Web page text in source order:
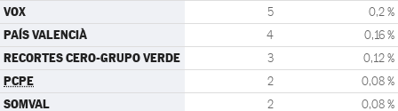
VOX 5 0,2 %
PAÍS VALENCIÀ 4 0,16 %
RECORTES CERO-GRUPO VERDE 3 0,12 %
PCPE 2 0,08 %
SOMVAL 2 0,08 %